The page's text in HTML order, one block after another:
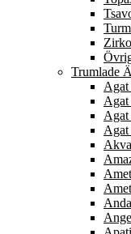
Trumlade
Agat
Agat
Agat
Agat